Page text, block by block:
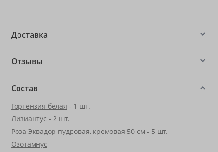
Доставка
Отзывы
Состав
Гортензия белая - 1 шт.
Лизиантус - 2 шт.
Роза Эквадор пудровая, кремовая 50 см - 5 шт.
Озотамнус